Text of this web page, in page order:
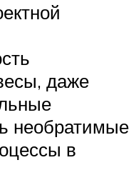
даже
необратимые
в